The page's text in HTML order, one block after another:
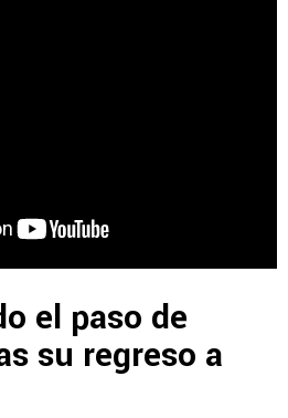
el paso de
su regreso a